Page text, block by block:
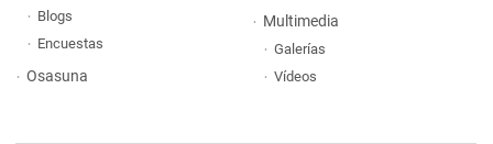
Blogs
Encuestas
Osasuna
Multimedia
Galerías
Vídeos